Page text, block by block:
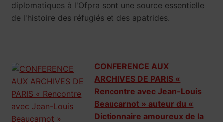
diplomatiques à l'Ofpra sont une source essentielle
de l'histoire des réfugiés et des apatrides.
CONFERENCE AUX
ARCHIVES DE PARIS «
Rencontre avec Jean-Louis
Beaucarnot » auteur du «
Dictionnaire amoureux de la